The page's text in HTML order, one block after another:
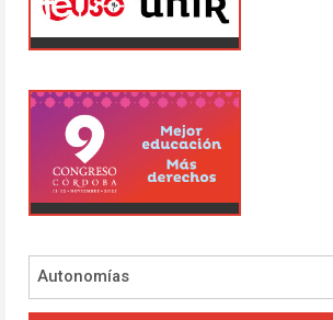
Autonomías